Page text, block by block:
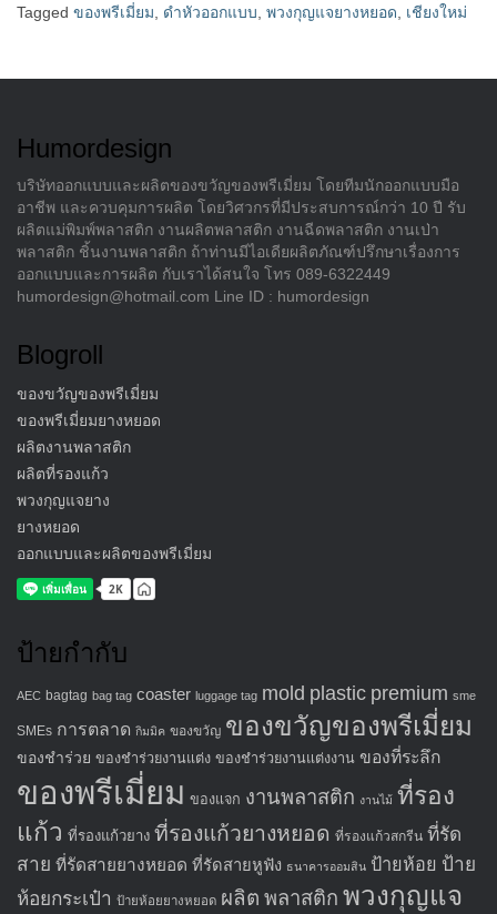
Tagged ของพรีเมี่ยม ดำหัวออกแบบ พวงกุญแจยางหยอด เชียงใหม่
Humordesign
บริษัทออกแบบและผลิตของขวัญของพรีเมี่ยม โดยทีมนักออกแบบมือ
อาชีพ และควบคุมการผลิต โดยวิศวกรที่มีประสบการณ์กว่า 10 ปี รับ
ผลิตแม่พิมพ์พลาสติก งานผลิตพลาสติก งานฉีดพลาสติก งานเป่า
พลาสติก ชิ้นงานพลาสติก ถ้าท่านมีไอเดียผลิตภัณฑ์ปรึกษาเรื่องการ
ออกแบบและการผลิต กับเราได้สนใจ โทร 089-6322449
humordesign@hotmail.com Line ID : humordesign
Blogroll
ของขวัญของพรีเมี่ยม
ของพรีเมี่ยมยางหยอด
ผลิตงานพลาสติก
ผลิตที่รองแก้ว
พวงกุญแจยาง
ยางหยอด
ออกแบบและผลิตของพรีเมี่ยม
ป้ายกำกับ
AEC bagtag bag tag coaster luggage tag mold plastic premium sme
SMEs การตลาด กิมมิค ของขวัญ ของขวัญของพรีเมี่ยม
ของชำร่วย ของชำร่วยงานแต่ง ของชำร่วยงานแต่งงาน ของที่ระลึก
ของพรีเมี่ยม ของแจก งานพลาสติก งานไม้ ที่รอง
แก้ว ที่รองแก้วยาง ที่รองแก้วยางหยอด ที่รองแก้วสกรีน ที่รัด
สาย ที่รัดสายยางหยอด ที่รัดสายหูฟัง ธนาคารออมสิน ป้ายห้อย ป้าย
ห้อยกระเป๋า ป้ายห้อยยางหยอด ผลิต พลาสติก พวงกุญแจ